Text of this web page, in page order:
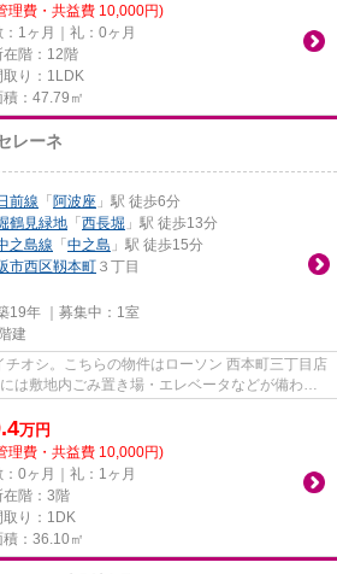
理費・共益費 10,000円)
：1ヶ月｜礼：0ヶ月
在階：12階
取り：1LDK
積：47.79㎡
レーネ
前線 「 阿波座 」駅 徒歩6分
鶴見緑地 「 西長堀 」駅 徒歩13分
之島線 「 中之島 」駅 徒歩15分
市西区靱本町 ３丁目
19年 ｜募集中： 1室
建
チオシ。こちらの物件はローソン 西本町三丁目店
は敷地内ごみ置き場・エレベータなどが備わっ
万円
理費・共益費 10,000円)
：0ヶ月｜礼：1ヶ月
在階：3階
取り：1DK
積：36.10㎡